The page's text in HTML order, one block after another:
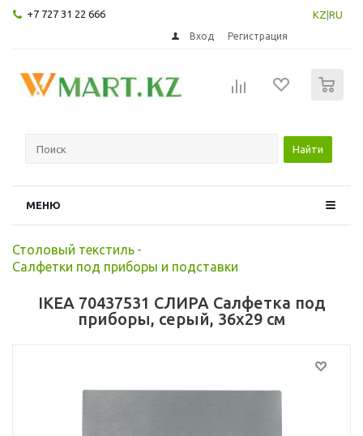
+7 727 31 22 666 KZ RU
Вход Регистрация
Найти
МЕНЮ
Столовый текстиль -
Салфетки под приборы и подставки
IKEA 70437531 СЛИРА Салфетка под
приборы, серый, 36x29 см